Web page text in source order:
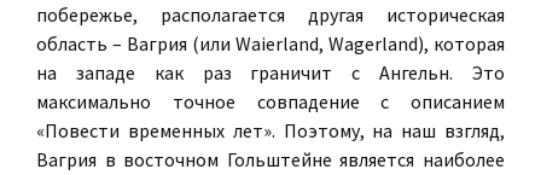
побережье, располагается другая историческая
область – Вагрия (или Waierland, Wagerland), которая
на западе как раз граничит с Ангельн. Это
максимально точное совпадение с описанием
«Повести временных лет». Поэтому, на наш взгляд,
Вагрия в восточном Гольштейне является наиболее